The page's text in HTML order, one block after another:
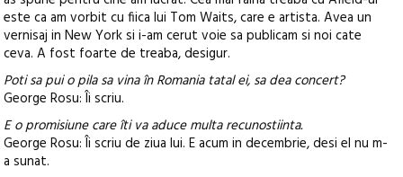
este ca am vorbit cu fiica lui Tom Waits, care e artista. Avea un
vernisaj in New York si i-am cerut voie sa publicam si noi cate
ceva. A fost foarte de treaba, desigur.
Poti sa pui o pila sa vina în Romania tatal ei, sa dea concert?
George Rosu: Îi scriu.
E o promisiune care îti va aduce multa recunostiinta.
George Rosu: Îi scriu de ziua lui. E acum in decembrie, desi el nu m-
a sunat.